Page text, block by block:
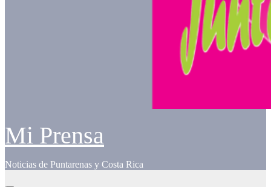
Mi Prensa
Noticias de Puntarenas y Costa Rica